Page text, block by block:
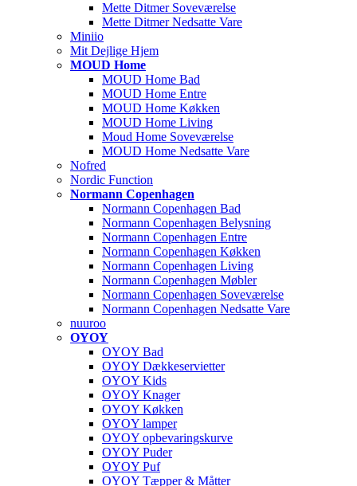
Mette Ditmer Soveværelse
Mette Ditmer Nedsatte Vare
Miniio
Mit Dejlige Hjem
MOUD Home
MOUD Home Bad
MOUD Home Entre
MOUD Home Køkken
MOUD Home Living
Moud Home Soveværelse
MOUD Home Nedsatte Vare
Nofred
Nordic Function
Normann Copenhagen
Normann Copenhagen Bad
Normann Copenhagen Belysning
Normann Copenhagen Entre
Normann Copenhagen Køkken
Normann Copenhagen Living
Normann Copenhagen Møbler
Normann Copenhagen Soveværelse
Normann Copenhagen Nedsatte Vare
nuuroo
OYOY
OYOY Bad
OYOY Dækkeservietter
OYOY Kids
OYOY Knager
OYOY Køkken
OYOY lamper
OYOY opbevaringskurve
OYOY Puder
OYOY Puf
OYOY Tæpper & Måtter